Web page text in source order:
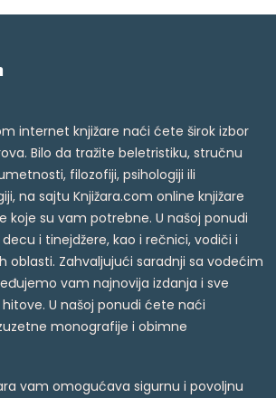
internet knjižare naći ćete širok izbor
Bilo da tražite beletristiku, stručnu
filozofiji, psihologiji ili
na sajtu Knjižara.com online knjižare
koje su vam potrebne. U našoj ponudi
i tinejdžere, kao i rečnici, vodiči i
oblasti. Zahvaljujući saradnji sa vodećim
vam najnovija izdanja i sve
U našoj ponudi ćete naći
monografije i obimne
vam omogućava sigurnu i povoljnu